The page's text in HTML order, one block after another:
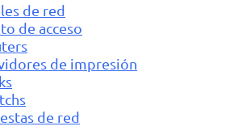
de red
de acceso
de impresión
de red